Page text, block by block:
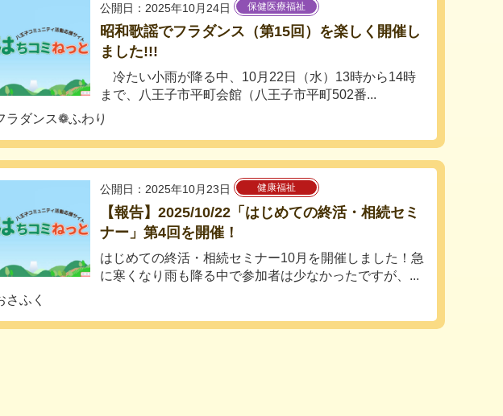
公開日：2025年10月24日 保健医療福祉
昭和歌謡でフラダンス（第15回）を楽しく開催し
ました!!!
冷たい小雨が降る中、10月22日（水）13時から14時
まで、八王子市平町会館（八王子市平町502番...
ラダンス❁ふわり
公開日：2025年10月23日 健康福祉
【報告】2025/10/22「はじめての終活・相続セミ
ナー」第4回を開催！
はじめての終活・相続セミナー10月を開催しました！急
に寒くなり雨も降る中で参加者は少なかったですが、...
さふく